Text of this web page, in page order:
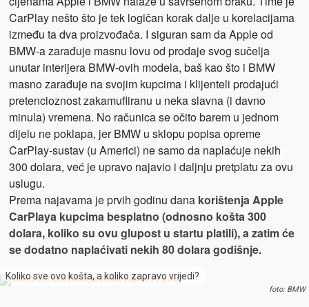
CarPlay nešto što je tek logičan korak dalje u korelacijama
između ta dva proizvođača. I siguran sam da Apple od
BMW-a zarađuje masnu lovu od prodaje svog sučelja
unutar interijera BMW-ovih modela, baš kao što i BMW
masno zarađuje na svojim kupcima i klijenteli prodajući
pretencioznost zakamufliranu u neka slavna (i davno
minula) vremena. No računica se očito barem u jednom
dijelu ne poklapa, jer BMW u sklopu popisa opreme
CarPlay-sustav (u Americi) ne samo da naplaćuje nekih
300 dolara, već je upravo najavio i daljnju pretplatu za ovu
uslugu.
Prema najavama je prvih godinu dana korištenja Apple
CarPlaya kupcima besplatno (odnosno košta 300
dolara, koliko su ovu glupost u startu platili), a zatim će
se dodatno naplaćivati nekih 80 dolara godišnje.
Koliko sve ovo košta, a koliko zapravo vrijedi?
foto: BMW